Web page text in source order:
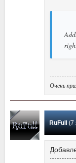
Очень
RuFull(7